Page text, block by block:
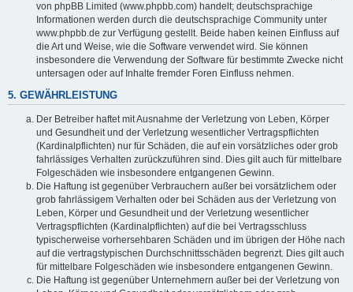
von phpBB Limited (www.phpbb.com) handelt; deutschsprachige
Informationen werden durch die deutschsprachige Community unter
www.phpbb.de zur Verfügung gestellt. Beide haben keinen Einfluss auf
die Art und Weise, wie die Software verwendet wird. Sie können
insbesondere die Verwendung der Software für bestimmte Zwecke nicht
untersagen oder auf Inhalte fremder Foren Einfluss nehmen.
5. GEWÄHRLEISTUNG
Der Betreiber haftet mit Ausnahme der Verletzung von Leben, Körper
und Gesundheit und der Verletzung wesentlicher Vertragspflichten
(Kardinalpflichten) nur für Schäden, die auf ein vorsätzliches oder grob
fahrlässiges Verhalten zurückzuführen sind. Dies gilt auch für mittelbare
Folgeschäden wie insbesondere entgangenen Gewinn.
Die Haftung ist gegenüber Verbrauchern außer bei vorsätzlichem oder
grob fahrlässigem Verhalten oder bei Schäden aus der Verletzung von
Leben, Körper und Gesundheit und der Verletzung wesentlicher
Vertragspflichten (Kardinalpflichten) auf die bei Vertragsschluss
typischerweise vorhersehbaren Schäden und im übrigen der Höhe nach
auf die vertragstypischen Durchschnittsschäden begrenzt. Dies gilt auch
für mittelbare Folgeschäden wie insbesondere entgangenen Gewinn.
Die Haftung ist gegenüber Unternehmern außer bei der Verletzung von